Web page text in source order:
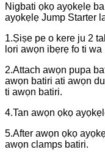
Nigbati ọkọ ayọkẹlẹ
ayọkẹlẹ Jump Starter
1.Ṣiṣe pe o kere ju 2
lori awọn ibẹrẹ fo ti wa
2.Attach awọn pupa
awọn batiri ati awọn
ti awọn batiri.
4.Tan awọn ọkọ
5.After awọn ọkọ
awọn clamps batiri.